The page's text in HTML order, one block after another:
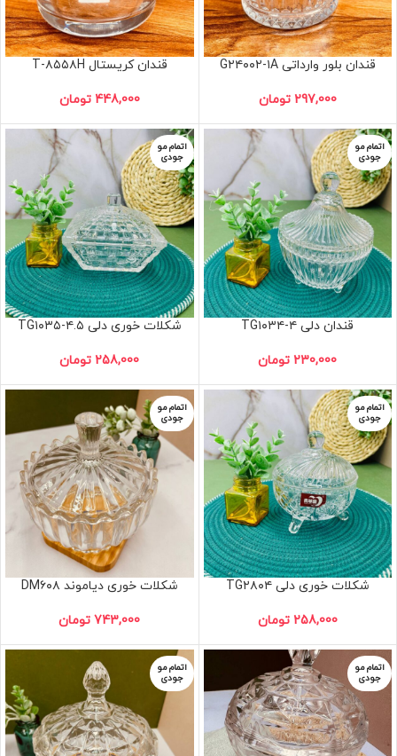
قندان بلور وارداتی G۲۴۰۰۲-۱A
297,000 تومان
قندان کریستال T-۸۵۵۸H
448,000 تومان
اتمام مو
جودی
قندان دلی TG۱۰۳۴-۴
230,000 تومان
اتمام مو
جودی
شکلات خوری دلی TG۱۰۳۵-۴.۵
258,000 تومان
اتمام مو
جودی
شکلات خوری دلی TG۲۸۰۴
258,000 تومان
اتمام مو
جودی
شکلات خوری دیاموند DM۶۰۸
743,000 تومان
اتمام مو
جودی
اتمام مو
جودی